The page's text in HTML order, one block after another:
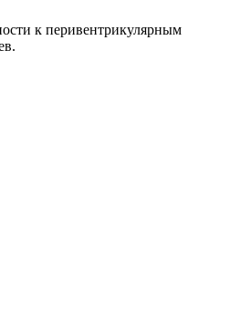
к перивентрикулярным